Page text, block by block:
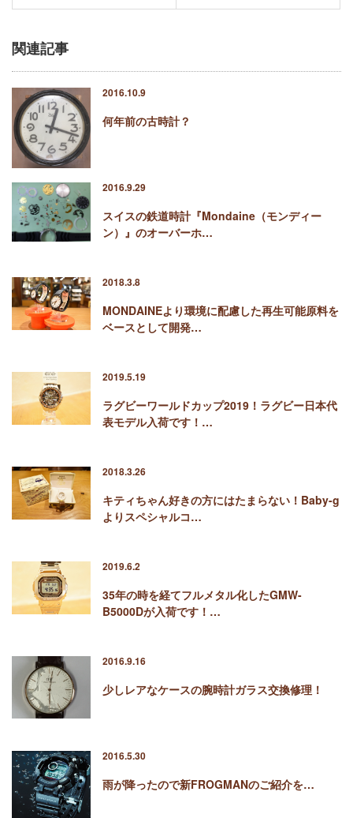
関連記事
2016.10.9
何年前の古時計？
2016.9.29
スイスの鉄道時計『Mondaine（モンディー
ン）』のオーバーホ…
2018.3.8
MONDAINEより環境に配慮した再生可能原料を
ベースとして開発…
2019.5.19
ラグビーワールドカップ2019！ラグビー日本代
表モデル入荷です！…
2018.3.26
キティちゃん好きの方にはたまらない！Baby-g
よりスペシャルコ…
2019.6.2
35年の時を経てフルメタル化したGMW-
B5000Dが入荷です！…
2016.9.16
少しレアなケースの腕時計ガラス交換修理！
2016.5.30
雨が降ったので新FROGMANのご紹介を…